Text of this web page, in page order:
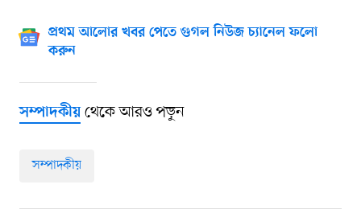
প্রথম আলোর খবর পেতে গুগল নিউজ চ্যানেল ফলো
করুন
সম্পাদকীয়থেকে আরও পড়ুন
সম্পাদকীয়